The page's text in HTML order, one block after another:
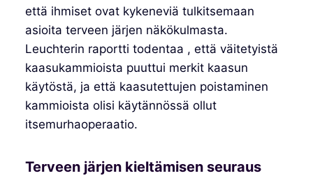
että ihmiset ovat kykeneviä tulkitsemaan
asioita terveen järjen näkökulmasta.
Leuchterin raportti todentaa , että väitetyistä
kaasukammioista puuttui merkit kaasun
käytöstä, ja että kaasutettujen poistaminen
kammioista olisi käytännössä ollut
itsemurhaoperaatio.
Terveen järjen kieltämisen seuraus